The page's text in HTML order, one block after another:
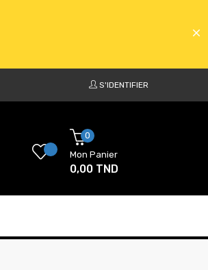
S'IDENTIFIER
0
Mon Panier
0,00 TND